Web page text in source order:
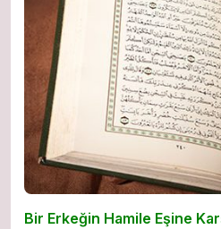
Bir Erkeğin Hamile Eşine